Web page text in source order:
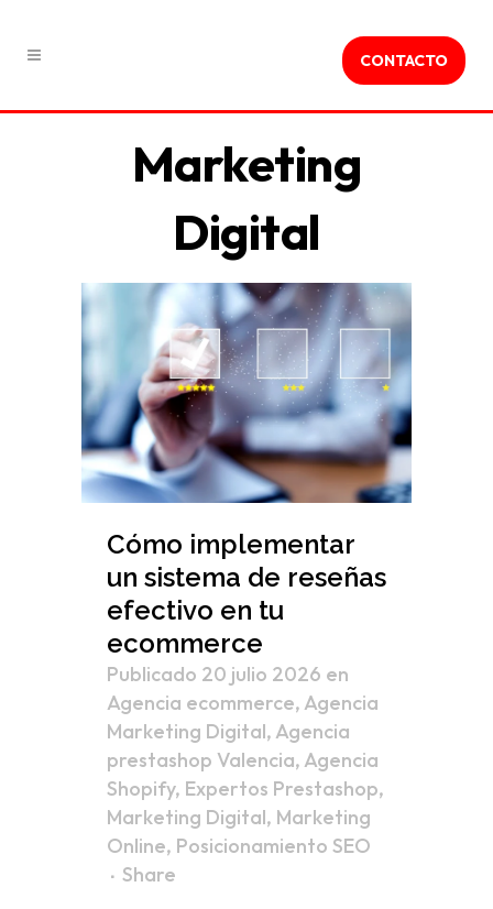
CONTACTO
Marketing
Digital
Cómo implementar
un sistema de reseñas
efectivo en tu
ecommerce
Publicado 20 julio 2026 en
Agencia ecommerce, Agencia
Marketing Digital, Agencia
prestashop Valencia, Agencia
Shopify, Expertos Prestashop,
Marketing Digital, Marketing
Online, Posicionamiento SEO
Share